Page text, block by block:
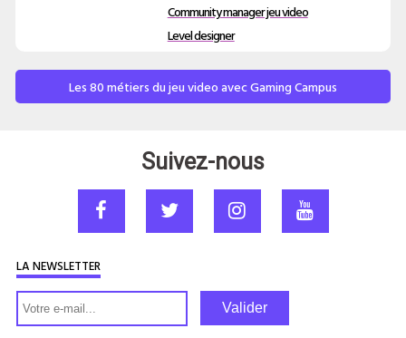
Community manager jeu video
Level designer
Les 80 métiers du jeu video avec Gaming Campus
Suivez-nous
LA NEWSLETTER
Valider